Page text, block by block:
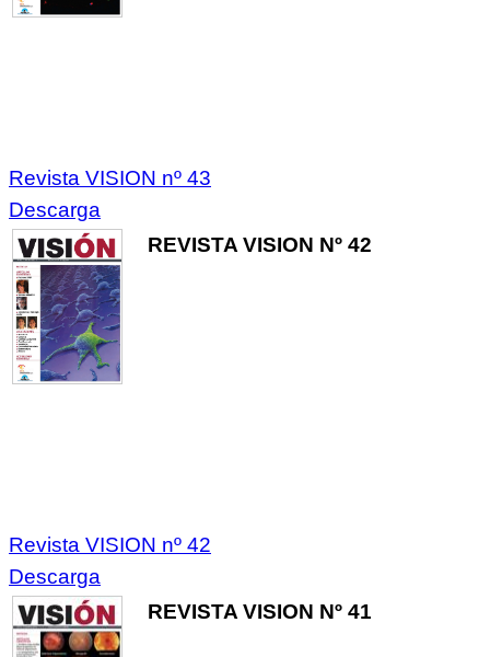
Revista VISION nº 43
Descarga
REVISTA VISION Nº 42
Revista VISION nº 42
Descarga
REVISTA VISION Nº 41